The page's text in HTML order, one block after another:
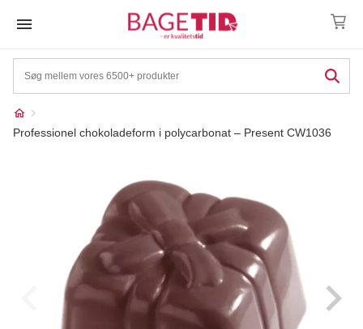
Professionel chokoladeform i polycarbonat – Present CW1036
disse produkter have din
interesse?